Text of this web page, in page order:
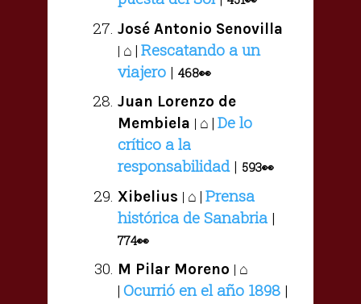
José Antonio Senovilla
| ⌂ | Rescatando a un
viajero | 468👀
Juan Lorenzo de
Membiela | ⌂ | De lo
crítico a la
responsabilidad| 593👀
Xibelius | ⌂ | Prensa
histórica de Sanabria |
774👀
M Pilar Moreno | ⌂
| Ocurrió en el año 1898 |